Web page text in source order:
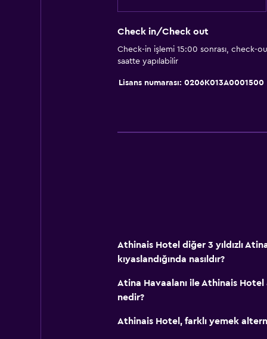
Tüysüz yastık
Engelli tuvalet tutamağı
Konaklama birimlerine yiyecek
Çamaşır yıkama tesisleri
Check in/Check out
Check-in işlemi 15:00 sonrası, check-
saatte yapılabilir
Lisans numarası: 0206K013A0001500
Athinais Hotel diğer 3 yıldızlı
kıyaslandığında nasıldır?
Atina Havaalanı ile Athinais Hotel
nedir?
Athinais Hotel, farklı yemek